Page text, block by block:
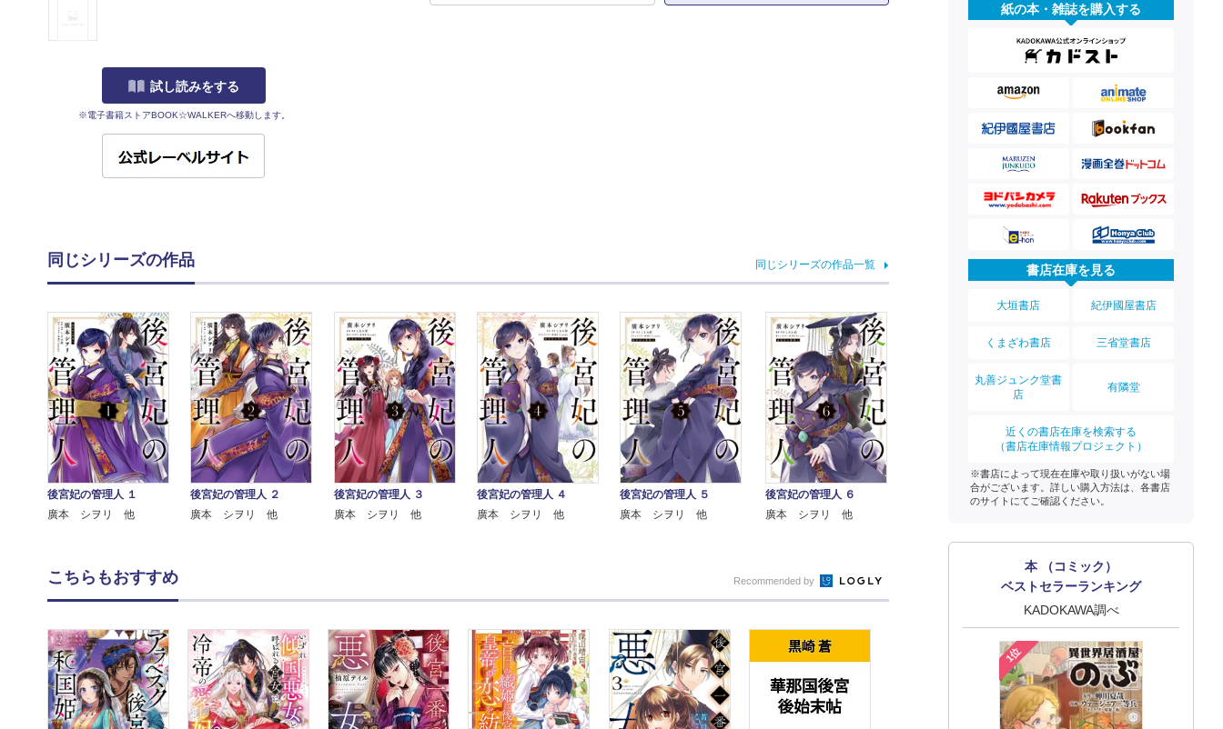
試し読みをする
※電子書籍ストアBOOK☆WALKERへ移動します。
同じシリーズの作品 同じシリーズの作品一覧
後宮妃の管理人 １
廣本 シヲリ 他
後宮妃の管理人 ２
廣本 シヲリ 他
後宮妃の管理人 ３
廣本 シヲリ 他
後宮妃の管理人 ４
廣本 シヲリ 他
後宮妃の管理人 ５
廣本 シヲリ 他
後宮妃の管理人 ６
廣本 シヲリ 他
紙の本・雑誌を購入する
書店在庫を見る
大垣書店 紀伊國屋書店
くまざわ書店 三省堂書店
丸善ジュンク堂書
店
有隣堂
近くの書店在庫を検索する
（書店在庫情報プロジェクト）
※書店によって現在在庫や取り扱いがない場
合がございます。詳しい購入方法は、各書店
のサイトにてご確認ください。
本 （コミック）
ベストセラーランキング
KADOKAWA調べ
1位
こちらもおすすめ Recommended by